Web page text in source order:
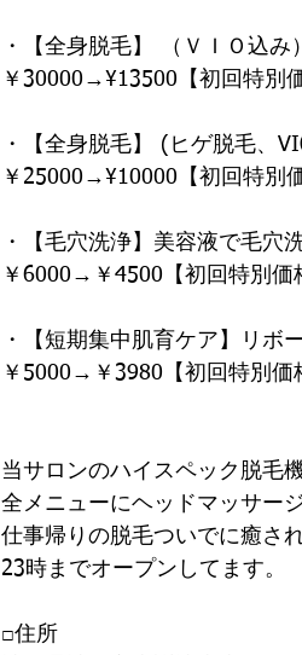
・【全身脱毛】 （
￥30000→¥13500【初回特別
・【全身脱毛】 (ヒゲ
￥25000→¥10000【初回特別
・【毛穴洗浄】美容液で毛穴
￥6000→￥4500【初回特別価
・【短期集中肌育ケア】リ
￥5000→￥3980【初回特別価
当サロンのハイスペック脱毛
全メニューにヘッドマッサー
仕事帰りの脱毛ついでに癒さ
23時までオープンしてます。
□住所